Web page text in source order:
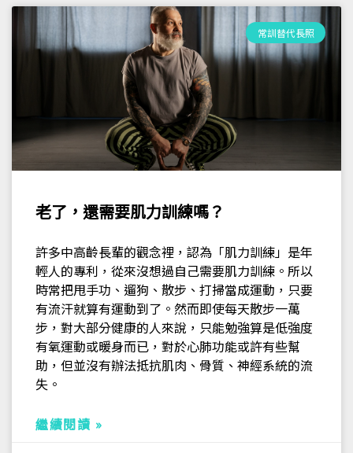
常訓替代長照
老了，還需要肌力訓練嗎？
許多中高齡長輩的觀念裡，認為「肌力訓練」是年
輕人的專利，從來沒想過自己需要肌力訓練。所以
時常把甩手功、遛狗、散步、打掃當成運動，只要
有流汗就算有運動到了。然而即使每天散步一萬
步，對大部分健康的人來說，只能勉強算是低強度
有氧運動或暖身而已，對於心肺功能或許有些幫
助，但並沒有辦法抵抗肌肉、骨質、神經系統的流
失。
繼續閱讀 »